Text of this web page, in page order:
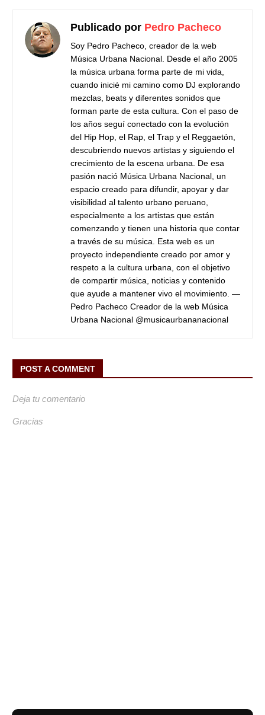
Publicado por Pedro Pacheco
Soy Pedro Pacheco, creador de la web
Música Urbana Nacional. Desde el año 2005
la música urbana forma parte de mi vida,
cuando inicié mi camino como DJ explorando
mezclas, beats y diferentes sonidos que
forman parte de esta cultura. Con el paso de
los años seguí conectado con la evolución
del Hip Hop, el Rap, el Trap y el Reggaetón,
descubriendo nuevos artistas y siguiendo el
crecimiento de la escena urbana. De esa
pasión nació Música Urbana Nacional, un
espacio creado para difundir, apoyar y dar
visibilidad al talento urbano peruano,
especialmente a los artistas que están
comenzando y tienen una historia que contar
a través de su música. Esta web es un
proyecto independiente creado por amor y
respeto a la cultura urbana, con el objetivo
de compartir música, noticias y contenido
que ayude a mantener vivo el movimiento. —
Pedro Pacheco Creador de la web Música
Urbana Nacional @musicaurbananacional
POST A COMMENT
Deja tu comentario
Gracias